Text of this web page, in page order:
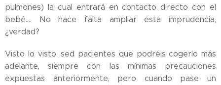
pulmones) la cual entrará en contacto directo con el
bebé.... No hace falta ampliar esta imprudencia,
¿verdad?
Visto lo visto, sed pacientes que podréis cogerlo más
adelante, siempre con las mínimas precauciones
expuestas anteriormente, pero cuando pase un